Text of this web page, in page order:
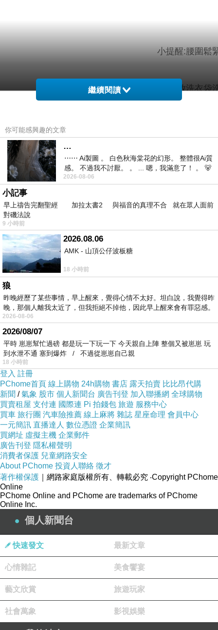
小提醒:腰圍鬆
建議單獨洗滌，手洗或放洗衣袋
材質
彈性
色
系
配
件
性
繼續閱讀
你可能感興趣的文章
…
⋯⋯ Ai製圖 。 白色秋海棠花的幻形。 整體很Ai質
感。 不過我不討厭。 。 ... 嗯，我滿意了！ 。 🐻
昨中
2026-08-06
小記事
早上禱告完翻聖經 加拉太書2 與福音的真理不合 就在眾人面前
對磯法說
9 小時前
2026.08.06
AMK - 山頂公仔波板糖
18 小時前
狼
昨晚經歷了某些事情，早上醒來，覺得心情不太好。坦白說，我覺得昨
晚，那個人離我太近了，但我拒絕不掉他，因此早上醒來會有罪惡感。
2026-08-06
2026/08/07
平時 崽崽幫忙過磅 都是玩一下玩一下 今天親自上陣 整個又被崽崽 玩
到水泄不通 塞到爆炸 / 不過從崽崽自己親
18 小時前
登入 註冊
PChome首頁 線上購物 24h購物 書店 露天拍賣 比比昂代購
新聞 /氣象 股市 個人新聞台 廣告刊登 加入聯播網 全球購物
買賣租屋 支付連 國際連 Pi 拍錢包 旅遊 服務中心
買車 旅行團 汽車險推薦 線上麻將 雜誌 星座命理 會員中心
一元簡訊 直播達人 數位憑證 企業簡訊
買網址 虛擬主機 企業郵件
廣告刊登 隱私權聲明
消費者保護 兒童網路安全
About PChome 投資人聯絡 徵才
著作權保護 ｜網路家庭版權所有、轉載必究 ‧Copyright PChome
Online
PChome Online and PChome are trademarks of PChome
Online Inc.
個人新聞台
快速發文 最新文章
心情雜記 美食饗宴
藝文欣賞 旅遊玩家
社會萬象 影視娛樂